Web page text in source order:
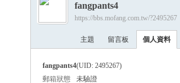
›
fangpants4
https://bbs.mofang.com.tw/?2495267
主題 留言板 個人資料
fangpants4(UID: 2495267)
郵箱狀態
未驗證